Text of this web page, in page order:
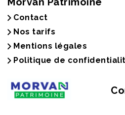
Contact
Nos tarifs
Mentions légales
Politique de